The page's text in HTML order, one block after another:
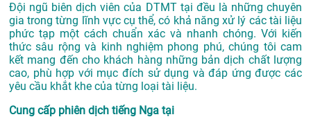
Đội ngũ biên dịch viên của DTMT tại đều là những chuyên
gia trong từng lĩnh vực cụ thể, có khả năng xử lý các tài liệu
phức tạp một cách chuẩn xác và nhanh chóng. Với kiến
thức sâu rộng và kinh nghiệm phong phú, chúng tôi cam
kết mang đến cho khách hàng những bản dịch chất lượng
cao, phù hợp với mục đích sử dụng và đáp ứng được các
yêu cầu khắt khe của từng loại tài liệu.
Cung cấp phiên dịch tiếng Nga tại